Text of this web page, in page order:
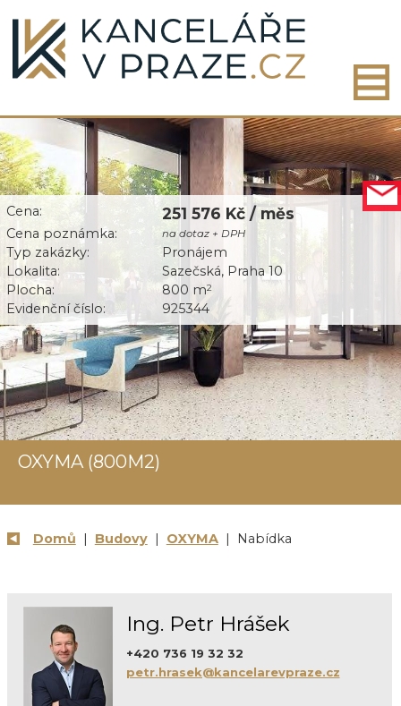
Cena: 251 576 Kč / měs
Cena poznámka: na dotaz + DPH
Typ zakázky:
Pronájem
Lokalita:
Sazečská, Praha 10
Plocha:
800 m2
Evidenční číslo: 925344
OXYMA (800M2)
Domů | Budovy| OXYMA| Nabídka
Ing. Petr Hrášek
+420 736 19 32 32
petr.hrasek@kancelarevpraze.cz